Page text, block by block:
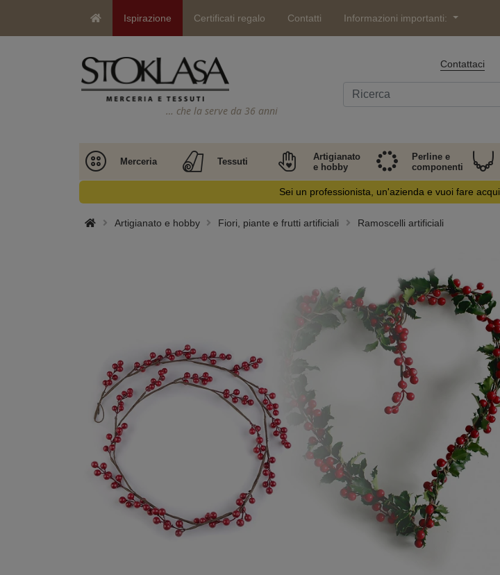
Ispirazione Certificati regalo Contatti Informazioni importanti:
… che la serve da 36 anni
Contattaci
Merceria Tessuti
Artigianato
e hobby
Perline e
componenti
Sei un professionista, un'azienda e vuoi fare
Artigianato e hobby Fiori, piante e frutti artificiali Ramoscelli artificiali